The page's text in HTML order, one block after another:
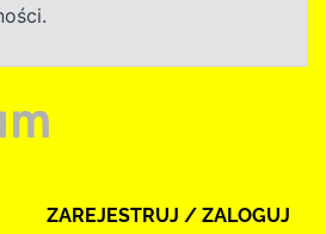
ZAREJESTRUJ / ZALOGUJ